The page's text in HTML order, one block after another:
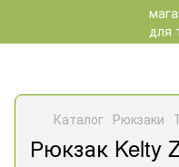
Каталог Рюкзаки
Рюкзак Kelty